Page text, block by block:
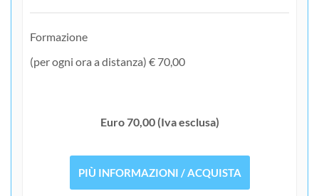
Formazione
(per ogni ora a distanza) € 70,00
Euro 70,00 (Iva esclusa)
PIÙ INFORMAZIONI / ACQUISTA